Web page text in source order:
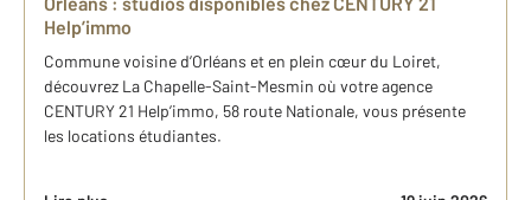
Help’immo
Commune voisine d’Orléans et en plein cœur du Loiret,
découvrez La Chapelle-Saint-Mesmin où votre agence
CENTURY 21 Help’immo, 58 route Nationale, vous présente
les locations étudiantes.